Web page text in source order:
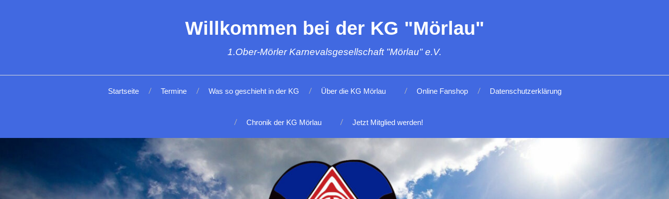
Willkommen bei der KG "Mörlau"
1.Ober-Mörler Karnevalsgesellschaft "Mörlau" e.V.
Startseite Termine Was so geschieht in der KG Über die KG Mörlau Online Fanshop Datenschutzerklärung
Chronik der KG Mörlau Jetzt Mitglied werden!